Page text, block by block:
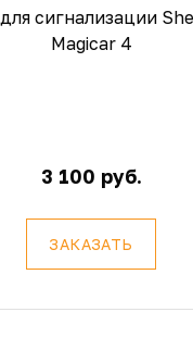
сигнализации
Magicar 4
3 100 руб.
ЗАКАЗАТЬ